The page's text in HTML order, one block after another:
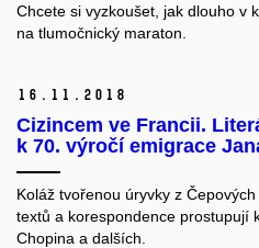
Chcete si vyzkoušet, jak dlouho v
na tlumočnický maraton.
16. 11. 2018
Cizincem ve Francii.
k 70. výročí emigrace
Koláž tvořenou úryvky z
textů a korespondence prostupují
Chopina a dalších.